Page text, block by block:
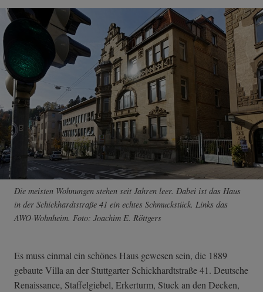
Die meisten Wohnungen stehen seit Jahren leer. Dabei ist das Haus
in der Schickhardtstraße 41 ein echtes Schmuckstück. Links das
AWO-Wohnheim. Foto: Joachim E. Röttgers
Es muss einmal ein schönes Haus gewesen sein, die 1889
gebaute Villa an der Stuttgarter Schickhardtstraße 41. Deutsche
Renaissance, Staffelgiebel, Erkerturm, Stuck an den Decken,